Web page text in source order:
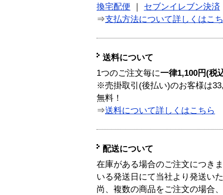
換宅配便
セブンイレブン決済
⇒支払方法について詳しくはこ
送料について
1つのご注文毎に一律1,100円(税
※売掛取引(後払い)のお客様は
無料！
⇒送料について詳しくはこちら
配送について
在庫がある場合のご注文につき
いる発送日にて当社より発送い
尚、複数の商品をご注文の場合